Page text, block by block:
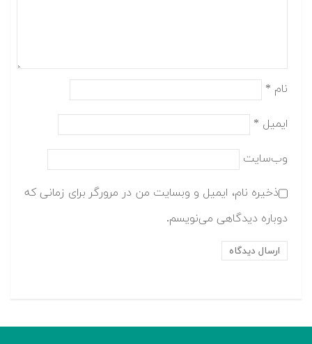
نام *
ایمیل *
وب‌سایت
ذخیره نام، ایمیل و وبسایت من در مرورگر برای زمانی که
دوباره دیدگاهی می‌نویسم.